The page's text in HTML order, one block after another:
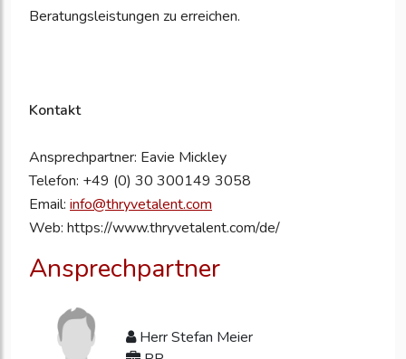
Beratungsleistungen zu erreichen.
Kontakt
Ansprechpartner: Eavie Mickley
Telefon: +49 (0) 30 300149 3058
Email: info@thryvetalent.com
Web: https://www.thryvetalent.com/de/
Ansprechpartner
Herr Stefan Meier